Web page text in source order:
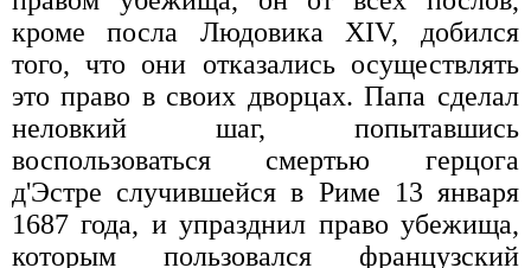
кроме посла Людовика XIV, добился
того, что они отказались осуществлять
это право в своих дворцах. Папа сделал
неловкий шаг, попытавшись
воспользоваться смертью герцога
д'Эстре случившейся в Риме 13 января
1687 года, и упразднил право убежища,
которым пользовался французский